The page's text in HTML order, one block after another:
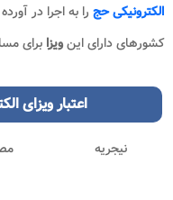
الکترونیکی حج را به اجرا در
کشورهای دارای اینویزا برای
اعتبارویزای
نیجریه